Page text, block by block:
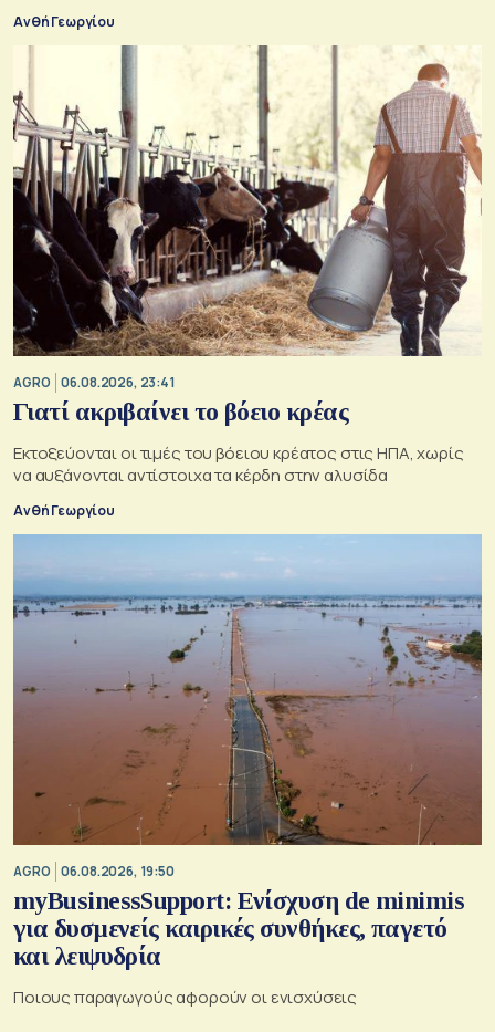
Ανθή Γεωργίου
AGRO 06.08.2026, 23:41
Γιατί ακριβαίνει το βόειο κρέας
Εκτοξεύονται οι τιμές του βόειου κρέατος στις ΗΠΑ, χωρίς
να αυξάνονται αντίστοιχα τα κέρδη στην αλυσίδα
Ανθή Γεωργίου
AGRO 06.08.2026, 19:50
myBusinessSupport: Ενίσχυση de minimis
για δυσμενείς καιρικές συνθήκες, παγετό
και λειψυδρία
Ποιους παραγωγούς αφορούν οι ενισχύσεις